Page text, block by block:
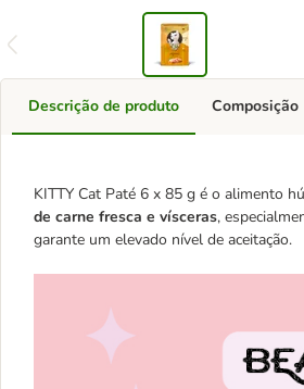
Descrição de produto
KITTY Cat Paté 6 x 85 g é o alimento
de carne fresca e vísceras,
garante um elevado nível de aceitação.
Composição